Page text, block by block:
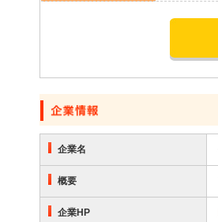
企業名
概要
企業HP